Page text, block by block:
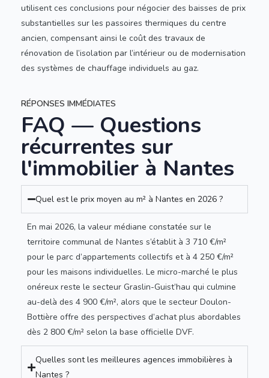
utilisent ces conclusions pour négocier des baisses de prix
substantielles sur les passoires thermiques du centre
ancien, compensant ainsi le coût des travaux de
rénovation de l’isolation par l’intérieur ou de modernisation
des systèmes de chauffage individuels au gaz.
RÉPONSES IMMÉDIATES
FAQ — Questions
récurrentes sur
l'immobilier à Nantes
Quel est le prix moyen au m² à Nantes en 2026 ?
En mai 2026, la valeur médiane constatée sur le
territoire communal de Nantes s’établit à 3 710 €/m²
pour le parc d’appartements collectifs et à 4 250 €/m²
pour les maisons individuelles. Le micro-marché le plus
onéreux reste le secteur Graslin-Guist’hau qui culmine
au-delà des 4 900 €/m², alors que le secteur Doulon-
Bottière offre des perspectives d’achat plus abordables
dès 2 800 €/m² selon la base officielle DVF.
Quelles sont les meilleures agences immobilières à
Nantes ?